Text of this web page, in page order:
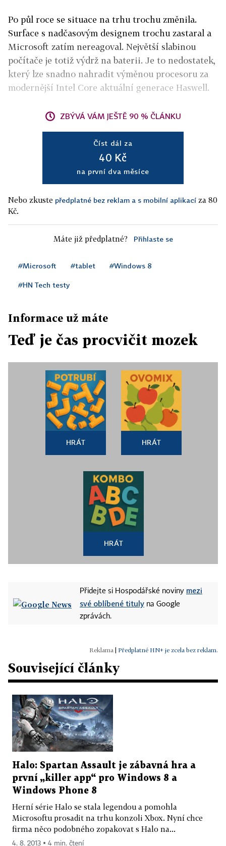
Po půl roce se situace na trhu trochu změnila.
Surface s nadčasovým designem trochu zastaral a
Microsoft zatím nereagoval. Největší slabinou
počítače je totiž výdrž na baterii. Je to nedostatek,
který lze snadno nahradit výměnou procesoru za
modernější Intel Core aktuální generace Haswell.
ZBÝVÁ VÁM JEŠTĚ 90 % ČLÁNKU
Číst dál za
40 Kč
na první dva měsíce
Nebo zkuste předplatné bez reklam a s mobilní aplikací za 80
Kč.
Máte již předplatné? Přihlaste se
#Microsoft #tablet #Windows 8
#HN Tech testy
Informace už máte
Teď je čas procvičit mozek
HRÁT HRÁT
HRÁT
Přidejte si Hospodářské noviny mezi
své oblíbené tituly na Google
zprávách.
Předplatné HN+ je zcela bez reklam.
Související články
Halo: Spartan Assault je zábavná hra a
první „killer app“ pro Windows 8 a
Windows Phone 8
Herní série Halo se stala legendou a pomohla
Microsoftu prosadit na trhu konzoli Xbox. Nyní chce
firma něco podobného zopakovat s Halo na...
4. 8. 2013 ▪ 4 min. čtení